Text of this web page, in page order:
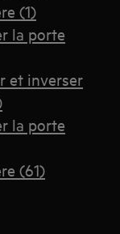
(1)
la porte
et inverser
la porte
(61)